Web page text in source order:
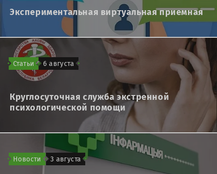
Экспериментальная виртуальная приемная
Статьи 6 августа
Круглосуточная служба экстренной
психологической помощи
Новости 3 августа